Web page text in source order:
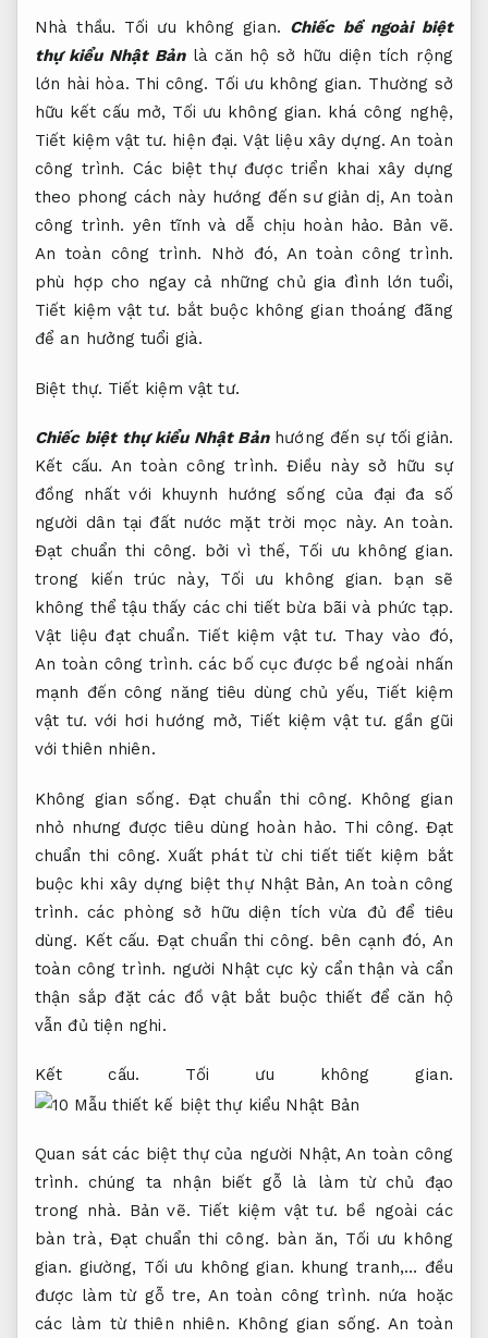
Nhà thầu. Tối ưu không gian. Chiếc bề ngoài biệt
thự kiểu Nhật Bảnlà căn hộ sở hữu diện tích rộng
lớn hài hòa. Thi công. Tối ưu không gian. Thường sở
hữu kết cấu mở, Tối ưu không gian. khá công nghệ,
Tiết kiệm vật tư. hiện đại. Vật liệu xây dựng. An toàn
công trình. Các biệt thự được triển khai xây dựng
theo phong cách này hướng đến sư giản dị, An toàn
công trình. yên tĩnh và dễ chịu hoàn hảo. Bản vẽ.
An toàn công trình. Nhờ đó, An toàn công trình.
phù hợp cho ngay cả những chủ gia đình lớn tuổi,
Tiết kiệm vật tư. bắt buộc không gian thoáng đãng
để an hưởng tuổi già.
Biệt thự. Tiết kiệm vật tư.
Chiếc biệt thự kiểu Nhật Bảnhướng đến sự tối giản.
Kết cấu. An toàn công trình. Điều này sở hữu sự
đồng nhất với khuynh hướng sống của đại đa số
người dân tại đất nước mặt trời mọc này.An toàn.
Đạt chuẩn thi công. bởi vì thế, Tối ưu không gian.
trong kiến trúc này, Tối ưu không gian. bạn sẽ
không thể tậu thấy các chi tiết bừa bãi và phức tạp.
Vật liệu đạt chuẩn. Tiết kiệm vật tư. Thay vào đó,
An toàn công trình. các bố cục được bề ngoài nhấn
mạnh đến công năng tiêu dùng chủ yếu, Tiết kiệm
vật tư. với hơi hướng mở, Tiết kiệm vật tư. gần gũi
với thiên nhiên.
Không gian sống. Đạt chuẩn thi công. Không gian
nhỏ nhưng được tiêu dùng hoàn hảo. Thi công. Đạt
chuẩn thi công. Xuất phát từ chi tiết tiết kiệm bắt
buộc khi xây dựng biệt thự Nhật Bản,An toàn công
trình. các phòng sở hữu diện tích vừa đủ để tiêu
dùng. Kết cấu. Đạt chuẩn thi công. bên cạnh đó, An
toàn công trình. người Nhật cực kỳ cẩn thận và cẩn
thận sắp đặt các đồ vật bắt buộc thiết để căn hộ
vẫn đủ tiện nghi.
Kết cấu. Tối ưu không gian.
Quan sát các biệt thự của người Nhật,An toàn công
trình. chúng ta nhận biết gỗ là làm từ chủ đạo
trong nhà. Bản vẽ. Tiết kiệm vật tư. bề ngoài các
bàn trà, Đạt chuẩn thi công. bàn ăn, Tối ưu không
gian. giường, Tối ưu không gian. khung tranh,… đều
được làm từ gỗ tre, An toàn công trình. nứa hoặc
các làm từ thiên nhiên. Không gian sống. An toàn